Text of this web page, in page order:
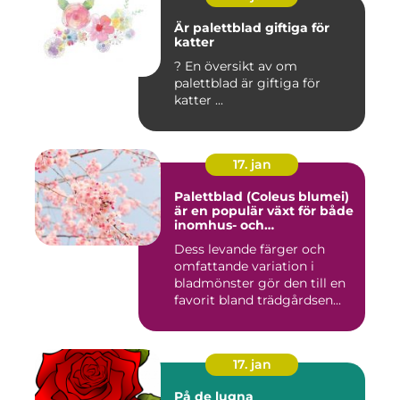
Är palettblad giftiga för
katter
? En översikt av om
palettblad är giftiga för
katter ...
17. jan
Palettblad (Coleus blumei)
är en populär växt för både
inomhus- och
Dess levande färger och
omfattande variation i
bladmönster gör den till en
favorit bland trädgårdsen...
17. jan
På de lugna